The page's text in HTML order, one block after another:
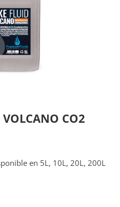
CO2
en 5L, 10L, 20L, 200L